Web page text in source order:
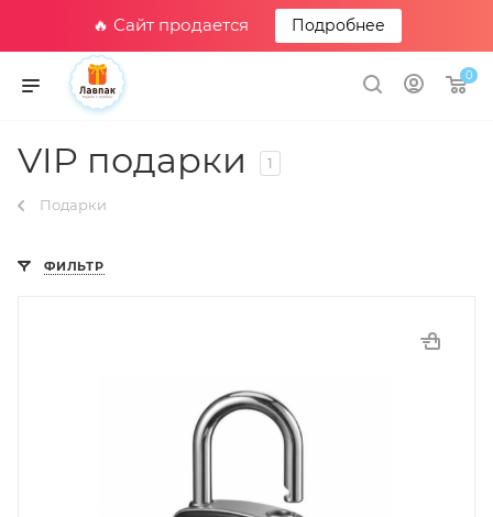
🔥 Сайт продается Подробнее
0
VIP подарки 1
Подарки
ФИЛЬТР